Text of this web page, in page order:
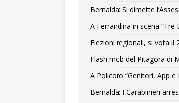
Bernalda: Si dimette
A Ferrandina in scena “Tre
Elezioni regionali, si vota il
Flash mob del Pitagora di
A Policoro “Genitori, App e
Bernalda: I Carabinieri